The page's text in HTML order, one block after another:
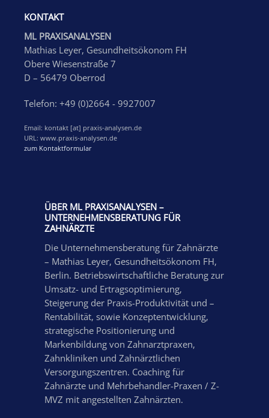
KONTAKT
ML PRAXISANALYSEN
Mathias Leyer, Gesundheitsökonom FH
Obere Wiesenstraße 7
D – 56479 Oberrod
Telefon: +49 (0)2664 - 9927007
Email: kontakt [at] praxis-analysen.de
URL: www.praxis-analysen.de
zum Kontaktformular
ÜBER ML PRAXISANALYSEN –
UNTERNEHMENSBERATUNG FÜR
ZAHNÄRZTE
Die Unternehmensberatung für Zahnärzte
– Mathias Leyer, Gesundheitsökonom FH,
Berlin. Betriebswirtschaftliche Beratung zur
Umsatz- und Ertragsoptimierung,
Steigerung der Praxis-Produktivität und –
Rentabilität, sowie Konzeptentwicklung,
strategische Positionierung und
Markenbildung von Zahnarztpraxen,
Zahnkliniken und Zahnärztlichen
Versorgungszentren. Coaching für
Zahnärzte und Mehrbehandler-Praxen / Z-
MVZ mit angestellten Zahnärzten.